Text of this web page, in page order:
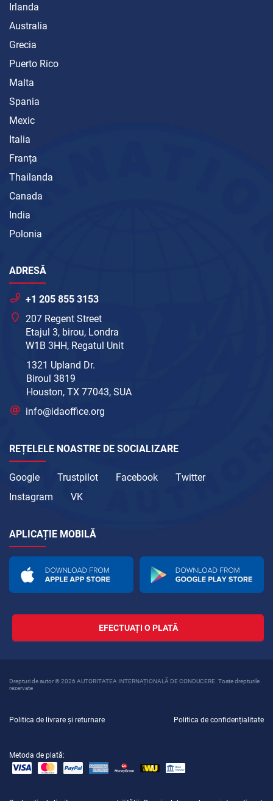
Irlanda
Australia
Grecia
Puerto Rico
Malta
Spania
Mexic
Italia
Franța
Thailanda
Canada
India
Polonia
ADRESĂ
+1 205 855 3153
207 Regent Street
Etajul 3, birou, Londra
W1B 3HH, Regatul Unit
1321 Upland Dr.
Biroul 3819
Houston, TX 77043, SUA
info@idaoffice.org
REȚELELE NOASTRE DE SOCIALIZARE
Google Trustpilot Facebook
Twitter
Instagram
VK
APLICAȚIE MOBILĂ
EFECTUAȚI O PLATĂ
Drepturi de autor © 2026 AUTORITATEA INTERNAȚIONALĂ DE CONDUCERE. Toate drepturile
rezervate
Politica de livrare și returnare Politica de confidențialitate
Metoda de plată: